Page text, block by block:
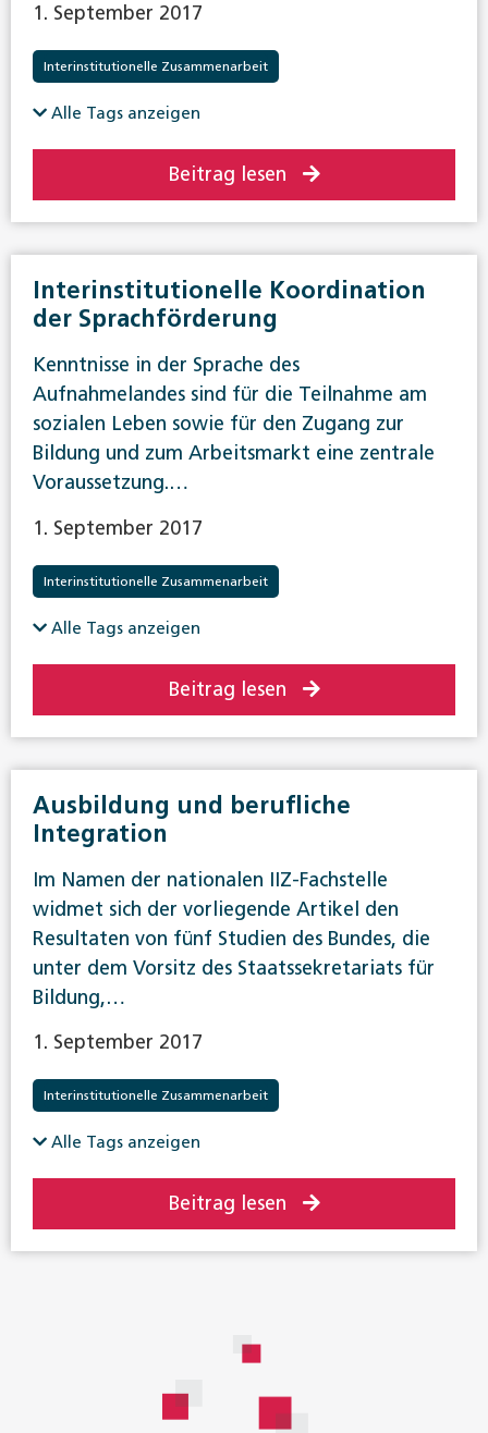
1. September 2017
Interinstitutionelle Zusammenarbeit
Alle Tags anzeigen
Beitrag lesen
Interinstitutionelle Koordination
der Sprachförderung
Kenntnisse in der Sprache des
Aufnahmelandes sind für die Teilnahme am
sozialen Leben sowie für den Zugang zur
Bildung und zum Arbeitsmarkt eine zentrale
Voraussetzung.…
1. September 2017
Interinstitutionelle Zusammenarbeit
Alle Tags anzeigen
Beitrag lesen
Ausbildung und berufliche
Integration
Im Namen der nationalen IIZ-Fachstelle
widmet sich der vorliegende Artikel den
Resultaten von fünf Studien des Bundes, die
unter dem Vorsitz des Staatssekretariats für
Bildung,…
1. September 2017
Interinstitutionelle Zusammenarbeit
Alle Tags anzeigen
Beitrag lesen